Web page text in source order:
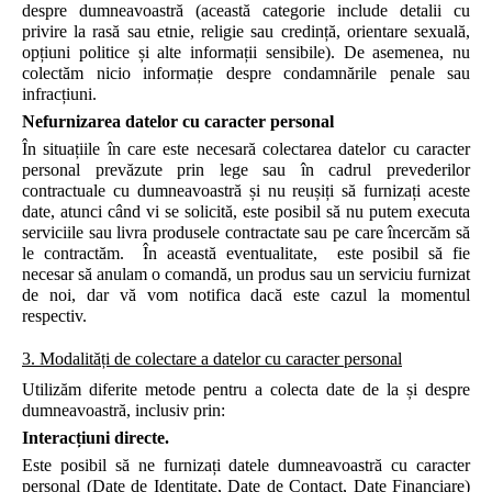
despre dumneavoastră (această categorie include detalii cu
privire la rasă sau etnie, religie sau credință, orientare sexuală,
opțiuni politice și alte informații sensibile). De asemenea, nu
colectăm nicio informație despre condamnările penale sau
infracțiuni.
Nefurnizarea datelor cu caracter personal
În situațiile în care este necesară colectarea datelor cu caracter
personal prevăzute prin lege sau în cadrul prevederilor
contractuale cu dumneavoastră și nu reușiți să furnizați aceste
date, atunci când vi se solicită, este posibil să nu putem executa
serviciile sau livra produsele contractate sau pe care încercăm să
le contractăm. În această eventualitate, este posibil să fie
necesar să anulam o comandă, un produs sau un serviciu furnizat
de noi, dar vă vom notifica dacă este cazul la momentul
respectiv.
3. Modalități de colectare a datelor cu caracter personal
Utilizăm diferite metode pentru a colecta date de la și despre
dumneavoastră, inclusiv prin:
Interacțiuni directe.
Este posibil să ne furnizați datele dumneavoastră cu caracter
personal (Date de Identitate, Date de Contact, Date Financiare)